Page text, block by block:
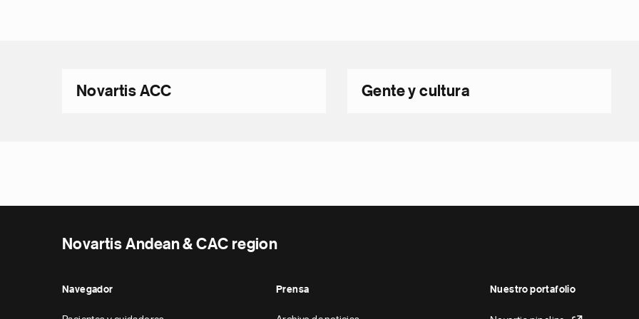
Novartis ACC Gente y cultura
Novartis Andean & CAC region
Navegador Prensa Nuestro portafolio